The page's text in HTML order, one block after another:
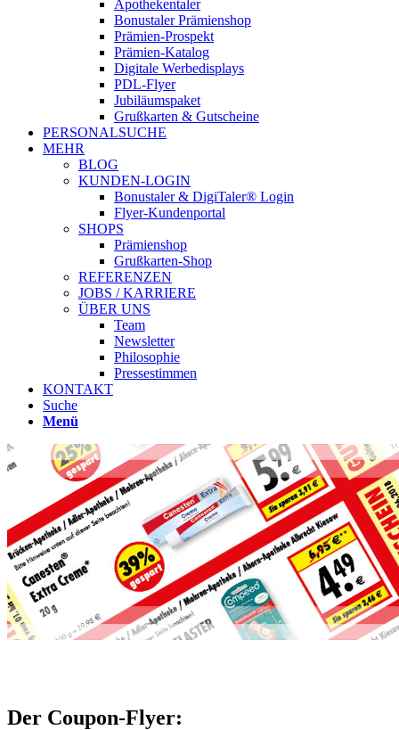
Apothekentaler
Bonustaler Prämienshop
Prämien-Prospekt
Prämien-Katalog
Digitale Werbedisplays
PDL-Flyer
Jubiläumspaket
Grußkarten & Gutscheine
PERSONALSUCHE
MEHR
BLOG
KUNDEN-LOGIN
Bonustaler & DigiTaler® Login
Flyer-Kundenportal
SHOPS
Prämienshop
Grußkarten-Shop
REFERENZEN
JOBS / KARRIERE
ÜBER UNS
Team
Newsletter
Philosophie
Pressestimmen
KONTAKT
Suche
Menü
Der Coupon-Flyer: